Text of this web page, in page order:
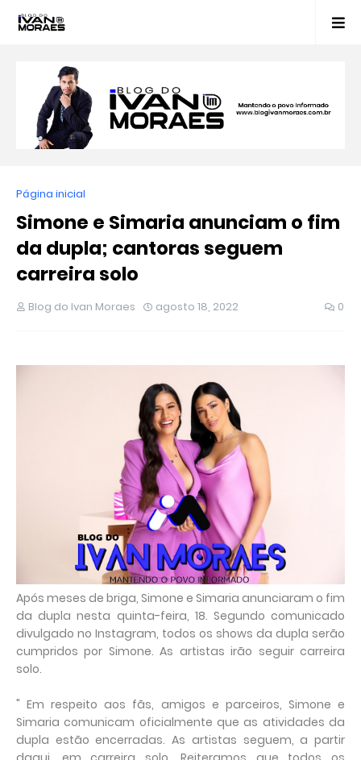
Página inicial
Simone e Simaria anunciam o fim
da dupla; cantoras seguem
carreira solo
Blog do Ivan Moraes agosto 18, 2022 0
Após meses de briga, Simone e Simaria anunciaram o fim
da dupla nesta quinta-feira, 18. Segundo comunicado
divulgado no Instagram, todos os shows da dupla serão
cumpridos por Simone. As artistas irão seguir carreira
solo.
" Em respeito aos fãs, amigos e parceiros, Simone e
Simaria comunicam oficialmente que as atividades da
dupla estão encerradas. As artistas seguem, a partir